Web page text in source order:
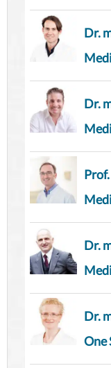
Dr.
Dr.
Dr.
Dr.
One